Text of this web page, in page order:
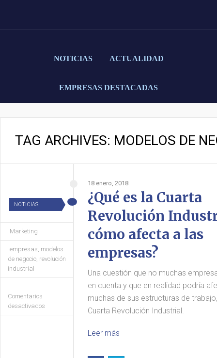
NOTICIAS ACTUALIDAD
EMPRESAS DESTACADAS
TAG ARCHIVES: MODELOS DE
NOTICIAS
18 enero, 2018
¿Qué es la Cuarta
Revolución
cómo afecta a las
empresas?
Marketing
empresas, modelos
de negocio, revolución
industrial
Comentarios
desactivados
Una cuestión que no muchas
en cuenta y que en realidad podría
muchas de sus estructuras de
Cuarta Revolución Industrial.
Leer más